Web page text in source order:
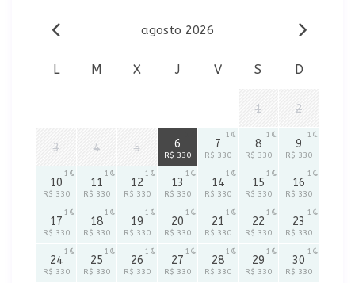
agosto 2026
L M X J V S D
1 2
3 4 5 6
R$ 330
7
R$ 330
1
8
R$ 330
1
9
R$ 330
1
10
R$ 330
1
11
R$ 330
1
12
R$ 330
1
13
R$ 330
1
14
R$ 330
1
15
R$ 330
1
16
R$ 330
1
17
R$ 330
1
18
R$ 330
1
19
R$ 330
1
20
R$ 330
1
21
R$ 330
1
22
R$ 330
1
23
R$ 330
1
24
R$ 330
1
25
R$ 330
1
26
R$ 330
1
27
R$ 330
1
28
R$ 330
1
29
R$ 330
1
30
R$ 330
1